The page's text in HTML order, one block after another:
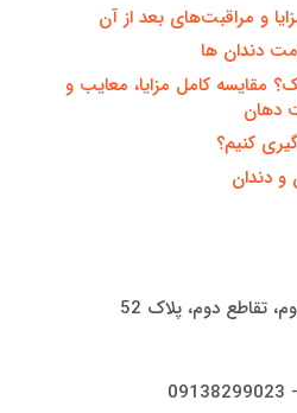
و مراقبت‌های بعد از آن
دندان ها
مقایسه کامل مزایا، معایب و
دهان
کنیم؟
دندان
تقاطع دوم، پلاک 52